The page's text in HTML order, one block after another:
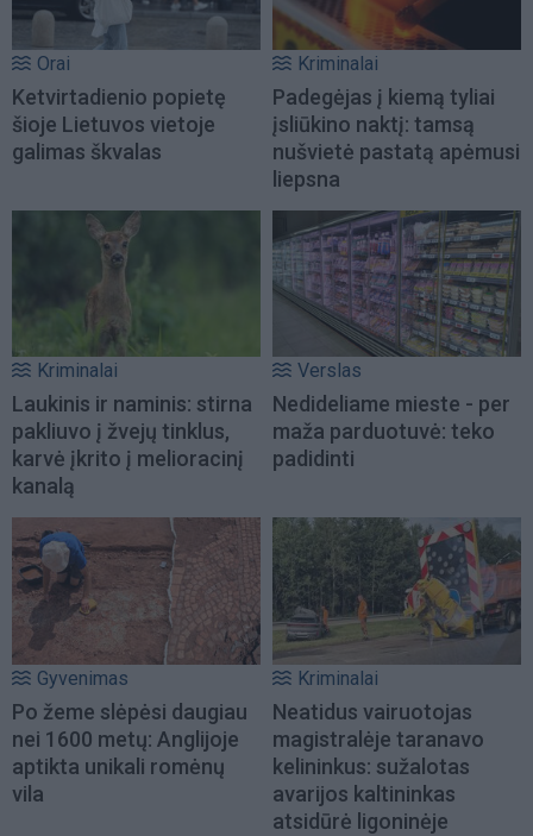
Orai
Ketvirtadienio popietę
šioje Lietuvos vietoje
galimas škvalas
Kriminalai
Padegėjas į kiemą tyliai
įsliūkino naktį: tamsą
nušvietė pastatą apėmusi
liepsna
Kriminalai
Laukinis ir naminis: stirna
pakliuvo į žvejų tinklus,
karvė įkrito į melioracinį
kanalą
Verslas
Nedideliame mieste - per
maža parduotuvė: teko
padidinti
Gyvenimas
Po žeme slėpėsi daugiau
nei 1600 metų: Anglijoje
aptikta unikali romėnų
vila
Kriminalai
Neatidus vairuotojas
magistralėje taranavo
kelininkus: sužalotas
avarijos kaltininkas
atsidūrė ligoninėje